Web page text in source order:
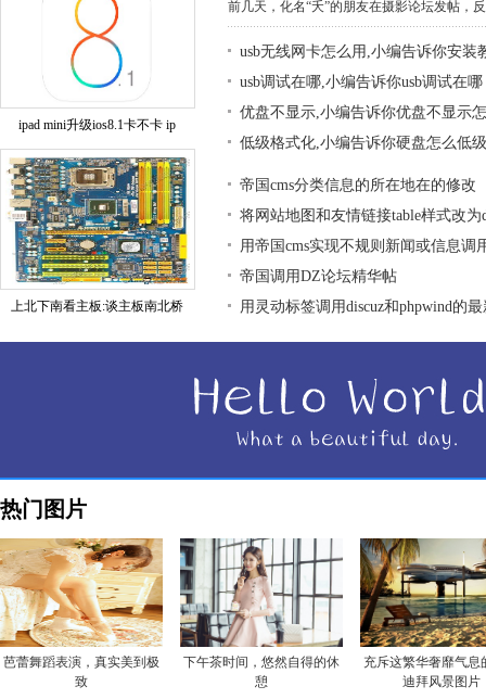
ipad mini升级ios8.1卡不卡 ip
上北下南看主板:谈主板南北桥
前几天，化名“夭”的朋友在摄影论坛发帖，
usb无线网卡怎么用,小编告诉你安装
usb调试在哪,小编告诉你usb调试在哪
优盘不显示,小编告诉你优盘不显示
低级格式化,小编告诉你硬盘怎么低
帝国cms分类信息的所在地在的修改
将网站地图和友情链接table样式改为
用帝国cms实现不规则新闻或信息调
帝国调用DZ论坛精华帖
用灵动标签调用discuz和phpwind的
热门图片
芭蕾舞蹈表演，真实美到极
致
下午茶时间，悠然自得的休
憩
充斥这繁华奢靡气息
迪拜风景图片